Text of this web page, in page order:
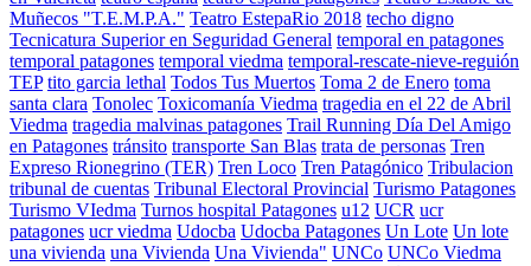
Muñecos "T.E.M.P.A." Teatro EstepaRio 2018 techo digno
Tecnicatura Superior en Seguridad General temporal en patagones
temporal patagones temporal viedma temporal-rescate-nieve-reguión
TEP tito garcia lethal Todos Tus Muertos Toma 2 de Enero toma
santa clara Tonolec Toxicomanía Viedma tragedia en el 22 de Abril
Viedma tragedia malvinas patagones Trail Running Día Del Amigo
en Patagones tránsito transporte San Blas trata de personas Tren
Expreso Rionegrino (TER) Tren Loco Tren Patagónico Tribulacion
tribunal de cuentas Tribunal Electoral Provincial Turismo Patagones
Turismo VIedma Turnos hospital Patagones u12 UCR ucr
patagones ucr viedma Udocba Udocba Patagones Un Lote Un lote
una vivienda una Vivienda Una Vivienda" UNCo UNCo Viedma